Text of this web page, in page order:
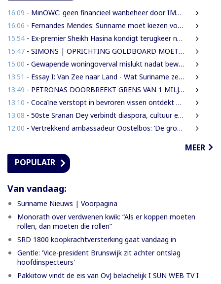
16:09 - MinOWC: geen financieel wanbeheer door IMEAO-2-directeur, wel procedurele fouten
16:06 - Fernandes Mendes: Suriname moet kiezen voor presidentieel of parlementair stelsel
15:54 - Ex-premier Sheikh Hasina kondigt terugkeer naar Bangladesh aan ondanks doodstraf
15:47 - SIMONS | OPRICHTING GOLDBOARD MOET GOUDSECTOR ORDENEN EN STAATSINKOMSTEN VERHOGEN
15:00 - Gewapende woningoverval mislukt nadat bewoners en buren alarm slaan
13:51 - Essay I: Van Zee naar Land - Wat Suriname zelf moet weten over de Nieuwe Raffinaderij en Gas-to-Shore
13:49 - PETRONAS DOORBREEKT GRENS VAN 1 MILJARD VATEN IN BLOK 52 | WAT BETEKENT DEZE MIJLPAAL VOOR DE SURINAAMSE ECONOMIE?
13:10 - Cocaïne verstopt in bevroren vissen ontdekt bij douanecontrole
13:08 - 50ste Sranan Dey verbindt diaspora, cultuur en ondernemerschap in New York
12:00 - Vertrekkend ambassadeur Oostelbos: ‘De grootste rijkdom van Suriname zijn de mensen’
MEER
POPULAIR
Van vandaag:
Suriname Nieuws | Voorpagina
Monorath over verdwenen kwik: “Als er koppen moeten
rollen, dan moeten die rollen”
SRD 1800 koopkrachtversterking gaat vandaag in
Gentle: 'Vice-president Brunswijk zit achter ontslag
hoofdinspecteurs'
Pakkitow vindt de eis van OvJ belachelijk I SUN WEB TV I